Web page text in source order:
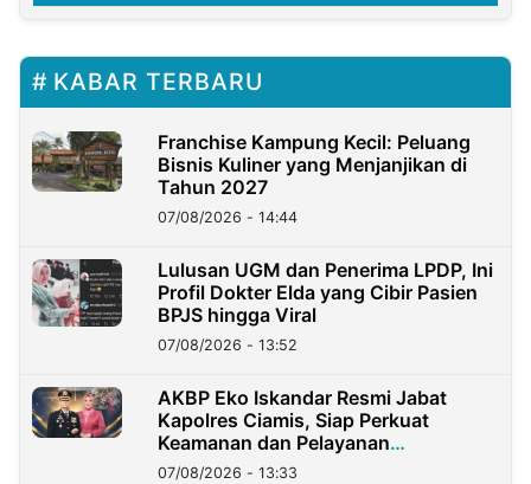
KABAR TERBARU
Franchise Kampung Kecil: Peluang
Bisnis Kuliner yang Menjanjikan di
Tahun 2027
07/08/2026 - 14:44
Lulusan UGM dan Penerima LPDP, Ini
Profil Dokter Elda yang Cibir Pasien
BPJS hingga Viral
07/08/2026 - 13:52
AKBP Eko Iskandar Resmi Jabat
Kapolres Ciamis, Siap Perkuat
Keamanan dan Pelayanan
Masyarakat
07/08/2026 - 13:33